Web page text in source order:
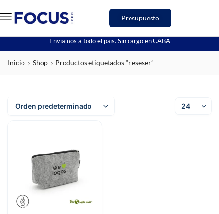
Presupuesto
Enviamos a todo el país. Sin cargo en CABA
Inicio Shop Productos etiquetados “neseser”